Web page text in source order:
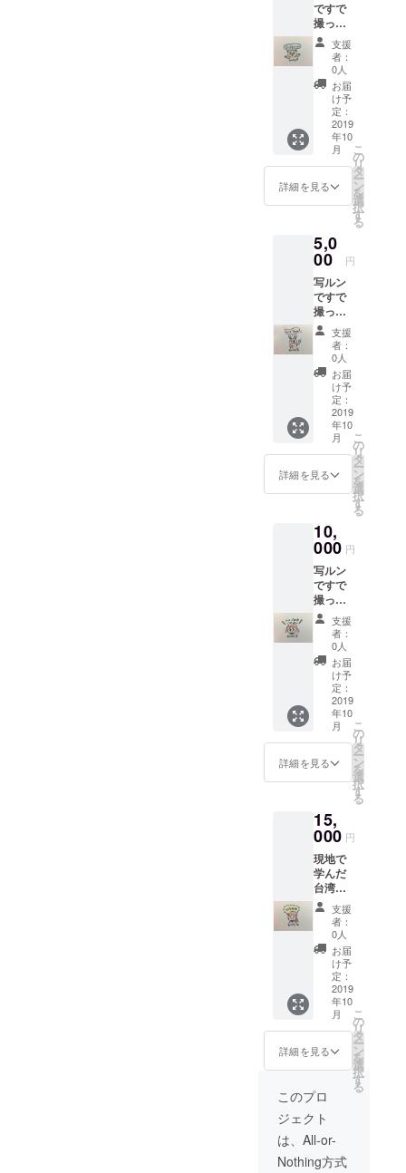
ですで
撮った
現地の
ご飯
（ラン
ダム）
にお礼
のメッ
セージ
支援
者：
0人
お届
け予
定：
2019
年10
月
詳細を見る
こ
の
リ
タ
ー
ン
を
選
択
す
る
5,0
00 円
写ルン
ですで
撮った
現地の
ご飯
（ラン
ダム）
にお礼
のメッ
セージ
を書い
たブッ
ク（6枚
予定）
支援
者：
0人
お届
け予
定：
2019
年10
月
詳細を見る
こ
の
リ
タ
ー
ン
を
選
択
す
る
10,
000 円
写ルン
ですで
撮った
現地の
ご飯
（ラン
ダム）
にお礼
のメッ
セージ
を書い
たブッ
ク（6枚
予定）
＋現地
取材の
ト（現
地料理
のレシ
ピも考
えてい
ま
す。）
支援
者：
0人
お届
け予
定：
2019
年10
月
詳細を見る
こ
の
リ
タ
ー
ン
を
選
択
す
る
15,
000 円
現地で
学んだ
台湾料
理を皆
様に振
舞いま
す。少
しでも
台湾気
分を一
緒に味
わいま
しょ
う！ ※
安全の
ため公
共の施
設で開
催いた
しま
す。
※2019
支援
者：
0人
お届
け予
定：
2019
年10
月
詳細を見る
こ
の
リ
タ
ー
ン
を
選
択
す
る
このプロ
ジェクト
は、All-or-
Nothing方式